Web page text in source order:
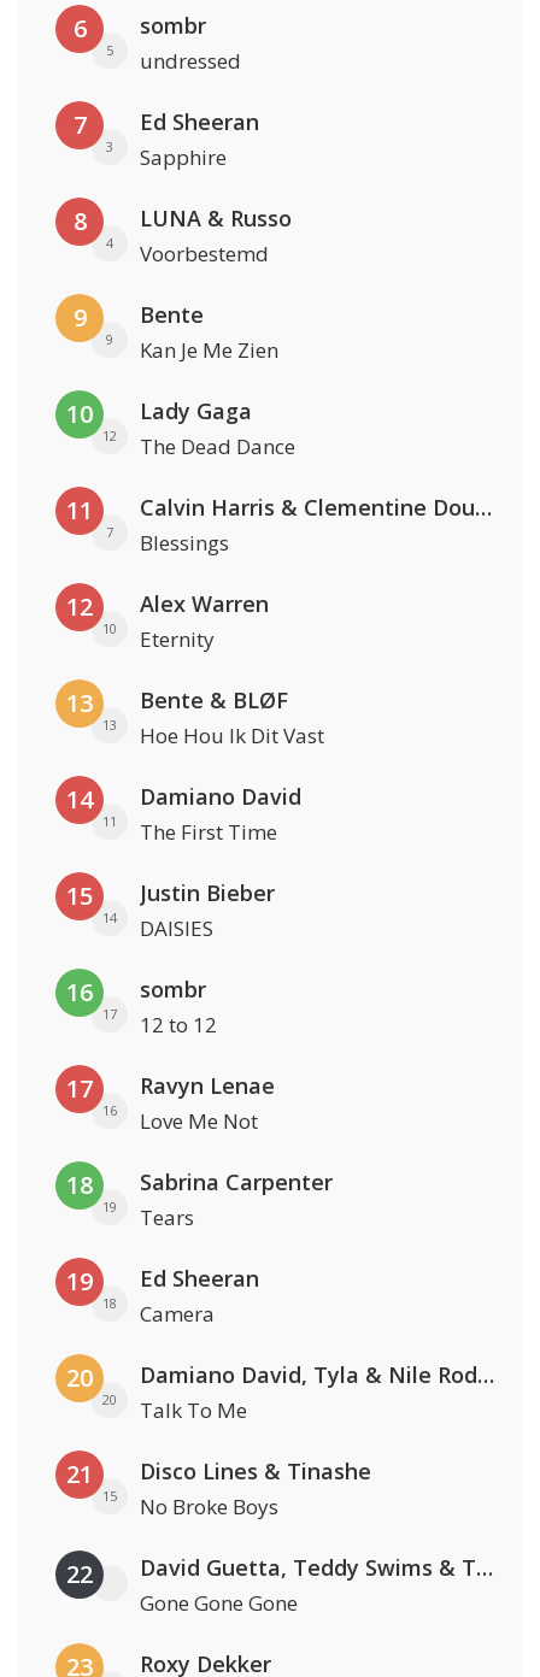
6
5
sombr
undressed
7
3
Ed Sheeran
Sapphire
8
4
LUNA & Russo
Voorbestemd
9
9
Bente
Kan Je Me Zien
10
12
Lady Gaga
The Dead Dance
11
7
Calvin Harris & Clementine Douglas
Blessings
12
10
Alex Warren
Eternity
13
13
Bente & BLØF
Hoe Hou Ik Dit Vast
14
11
Damiano David
The First Time
15
14
Justin Bieber
DAISIES
16
17
sombr
12 to 12
17
16
Ravyn Lenae
Love Me Not
18
19
Sabrina Carpenter
Tears
19
18
Ed Sheeran
Camera
20
20
Damiano David, Tyla & Nile Rodgers
Talk To Me
21
15
Disco Lines & Tinashe
No Broke Boys
22 David Guetta, Teddy Swims & Tones And I
Gone Gone Gone
23 Roxy Dekker